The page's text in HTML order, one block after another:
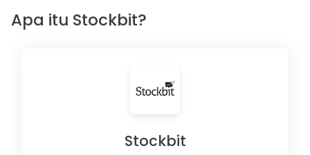
Apa itu Stockbit?
Stockbit